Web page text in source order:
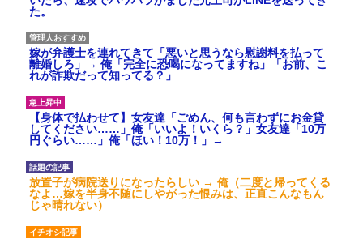
た。
嫁が弁護士を連れてきて「悪いと思うなら慰謝料を払って
離婚しろ」→ 俺「完全に恐喝になってますね」「お前、こ
れが詐欺だって知ってる？」
【身体で払わせて】女友達「ごめん、何も言わずにお金貸
してください……」俺「いいよ！いくら？」女友達「10万
円ぐらい……」俺「ほい！10万！」→
放置子が病院送りになったらしい → 俺（二度と帰ってくる
なよ…嫁を半身不随にしやがった恨みは、正直こんなもん
じゃ晴れない）